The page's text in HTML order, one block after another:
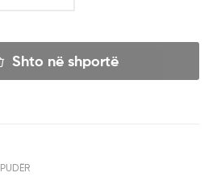
Shto në shportë
PUDËR